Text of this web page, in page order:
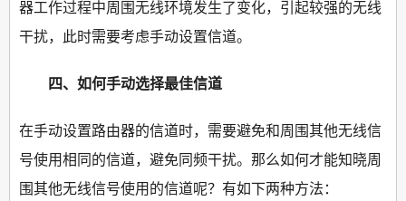
器工作过程中周围无线环境发生了变化，引起较强的无线
干扰，此时需要考虑手动设置信道。
四、如何手动选择最佳信道
在手动设置路由器的信道时，需要避免和周围其他无线信
号使用相同的信道，避免同频干扰。那么如何才能知晓周
围其他无线信号使用的信道呢？有如下两种方法：